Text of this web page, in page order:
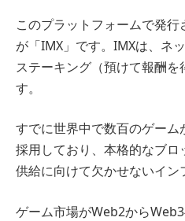
このプラットフォームで発
が「IMX」です。IMXは、ネ
ステーキング（預けて報酬を
す。
すでに世界中で数百のゲー
採用しており、本格的なブ
供給に向けて欠かせないイン
ゲーム市場がWeb2から